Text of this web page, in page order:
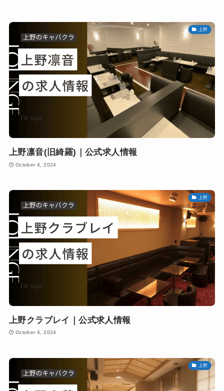
上野
上野凛音(旧綺羅)｜公式求人情報
October 4, 2024
上野
上野クラブレイ｜公式求人情報
October 4, 2024
上野